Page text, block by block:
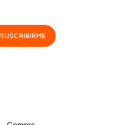
SUSCRIBIRME